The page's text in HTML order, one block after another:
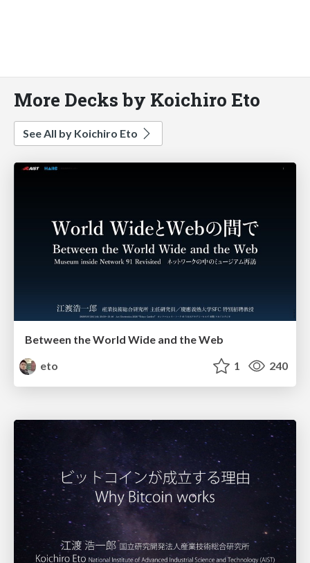
More Decks by Koichiro Eto
See All by Koichiro Eto
Between the World Wide and the Web
eto
1 240